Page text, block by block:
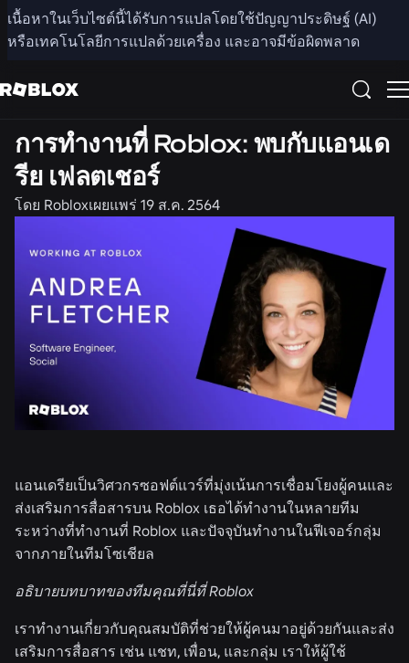
เนื้อหาในเว็บไซต์นี้ได้รับการแปลโดยใช้ปัญญาประดิษฐ์ (AI)
หรือเทคโนโลยีการแปลด้วยเครื่อง และอาจมีข้อผิดพลาด
แชร์
อาชีพ
การทำงานที่ Roblox: พบกับแอนเด
รีย เฟลตเชอร์
โดย Robloxเผยแพร่ 19 ส.ค. 2564
แอนเดรียเป็นวิศวกรซอฟต์แวร์ที่มุ่งเน้นการเชื่อมโยงผู้คนและ
ส่งเสริมการสื่อสารบน Roblox เธอได้ทำงานในหลายทีม
ระหว่างที่ทำงานที่ Roblox และปัจจุบันทำงานในฟีเจอร์กลุ่ม
จากภายในทีมโซเชียล
อธิบายบทบาทของทีมคุณที่นี่ที่ Roblox
เราทำงานเกี่ยวกับคุณสมบัติที่ช่วยให้ผู้คนมาอยู่ด้วยกันและส่ง
เสริมการสื่อสาร เช่น แชท, เพื่อน, และกลุ่ม เราให้ผู้ใช้